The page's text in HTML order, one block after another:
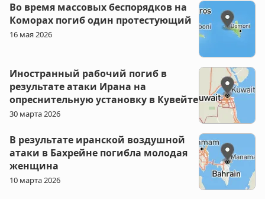
Во время массовых беспорядков на
Коморах погиб один протестующий
16 мая 2026
Иностранный рабочий погиб в
результате атаки Ирана на
опреснительную установку в Кувейте
30 марта 2026
В результате иранской воздушной
атаки в Бахрейне погибла молодая
женщина
10 марта 2026